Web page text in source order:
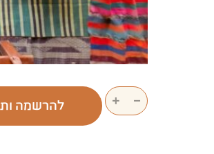
−
+ להרשמה